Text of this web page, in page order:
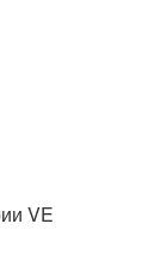
VE